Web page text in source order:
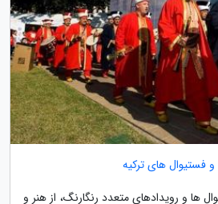
فستیوال های ترکیه
ها و رویدادهای متعدد رنگارنگ، از هنر و